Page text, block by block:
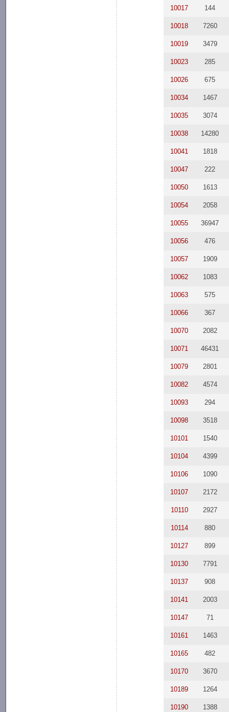
10017 144
10018 7260
10019 3479
10023 285
10026 675
10034 1467
10035 3074
10038 14280
10041 1818
10047 222
10050 1613
10054 2058
10055 36947
10056 476
10057 1909
10062 1083
10063 575
10066 367
10070 2082
10071 46431
10079 2801
10082 4574
10093 294
10098 3518
10101 1540
10104 4399
10106 1090
10107 2172
10110 2927
10114 880
10127 899
10130 7791
10137 908
10141 2003
10147 71
10161 1463
10165 482
10170 3670
10189 1264
10190 1388